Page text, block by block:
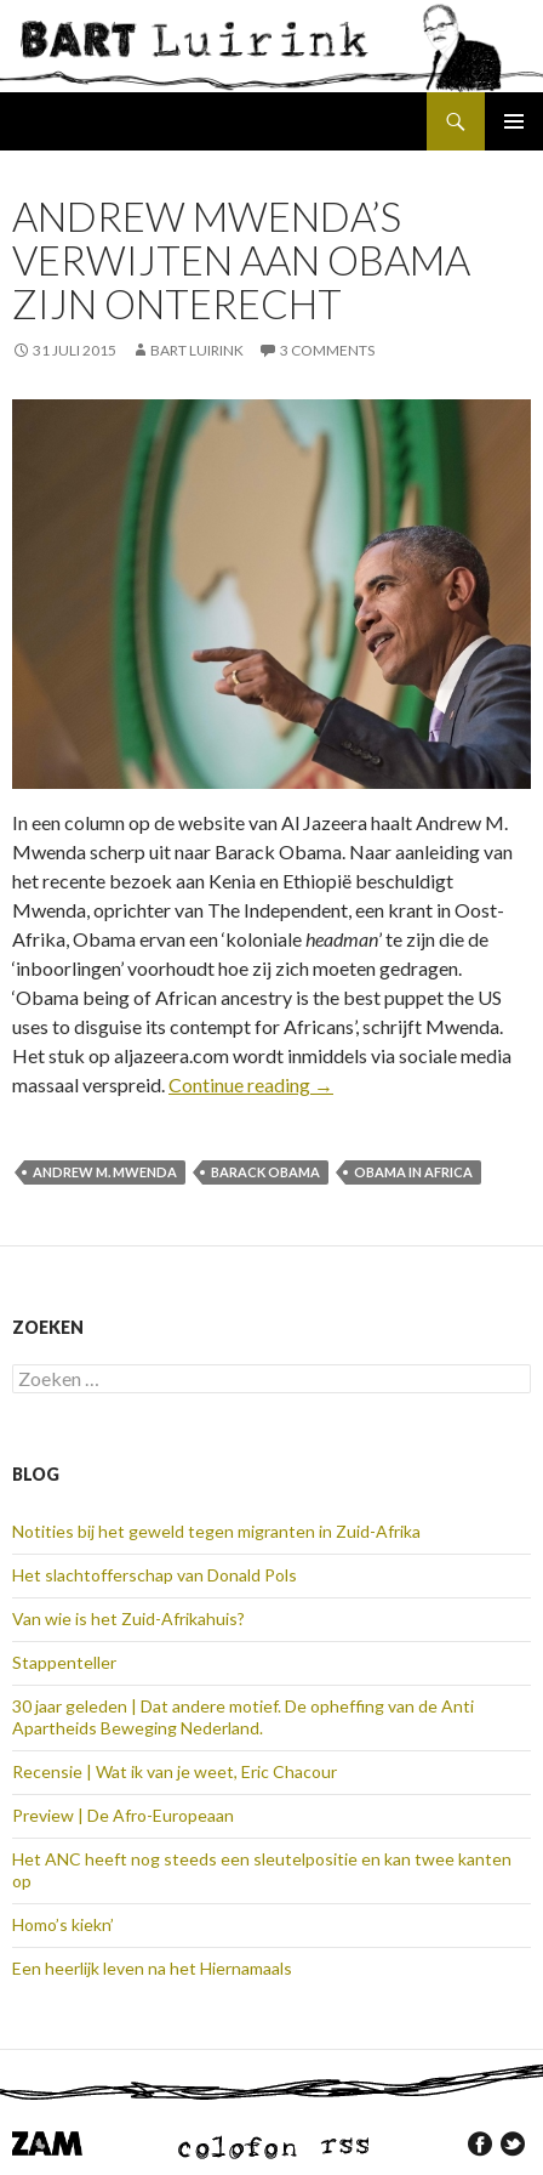
ANDREW MWENDA’S
VERWIJTEN AAN OBAMA
ZIJN ONTERECHT
31 JULI 2015 BART LUIRINK 3 COMMENTS
In een column op de website van Al Jazeera haalt Andrew M.
Mwenda scherp uit naar Barack Obama. Naar aanleiding van
het recente bezoek aan Kenia en Ethiopië beschuldigt
Mwenda, oprichter van The Independent, een krant in Oost-
Afrika, Obama ervan een ‘kolonialeheadman’ te zijn die de
‘inboorlingen’ voorhoudt hoe zij zich moeten gedragen.
‘Obama being of African ancestry is the best puppet the US
uses to disguise its contempt for Africans’, schrijft Mwenda.
Het stuk op aljazeera.com wordt inmiddels via sociale media
massaal verspreid.Continue reading →
ANDREW M. MWENDA BARACK OBAMA OBAMA IN AFRICA
ZOEKEN
Zoeken
naar:
BLOG
Notities bij het geweld tegen migranten in Zuid-Afrika
Het slachtofferschap van Donald Pols
Van wie is het Zuid-Afrikahuis?
Stappenteller
30 jaar geleden | Dat andere motief. De opheffing van de Anti
Apartheids Beweging Nederland.
Recensie | Wat ik van je weet, Eric Chacour
Preview | De Afro-Europeaan
Het ANC heeft nog steeds een sleutelpositie en kan twee kanten
op
Homo’s kiekn’
Een heerlijk leven na het Hiernamaals